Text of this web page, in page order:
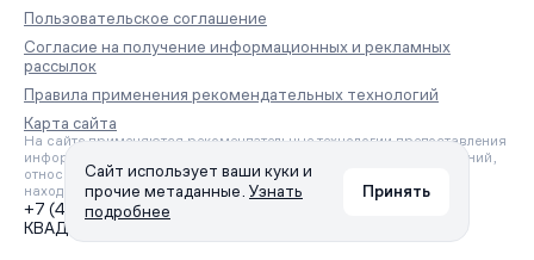
Пользовательское соглашение
Согласие на получение информационных и рекламных
рассылок
Правила применения рекомендательных технологий
Карта сайта
На сайте применяются рекомендательные технологии предоставления
информации на основе сбора, систематизации и анализа сведений,
относящихся к предпочтениям пользователей сети «Интернет»,
находящихся на территории Российской Федерации.
+7 (495) 157-88-80
КВАДРУМ © 2006 – 2026. Все права защищены.
Сайт использует ваши куки и
прочие метаданные. Узнать
подробнее
Принять